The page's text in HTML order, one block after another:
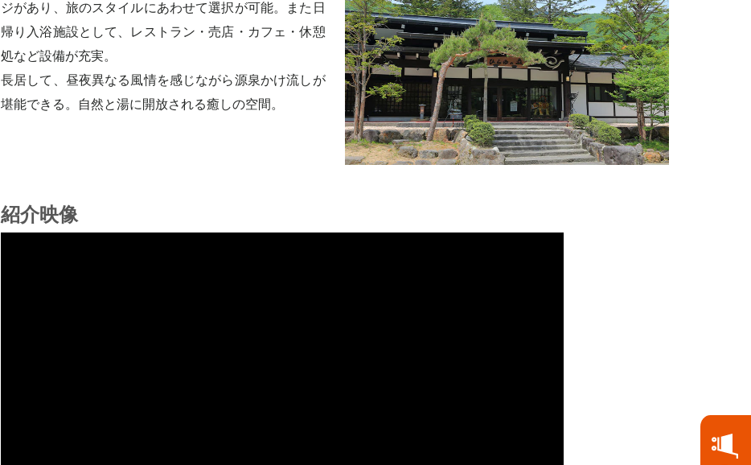
ジがあり、旅のスタイルにあわせて選択が可能。また日
帰り入浴施設として、レストラン・売店・カフェ・休憩
処など設備が充実。
長居して、昼夜異なる風情を感じながら源泉かけ流しが
堪能できる。自然と湯に開放される癒しの空間。
紹介映像